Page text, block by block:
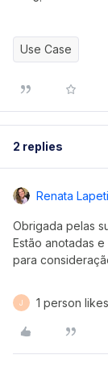
Use Case
2 replies
Renata
Obrigada pelas
Estão anotadas
para
J 1 person